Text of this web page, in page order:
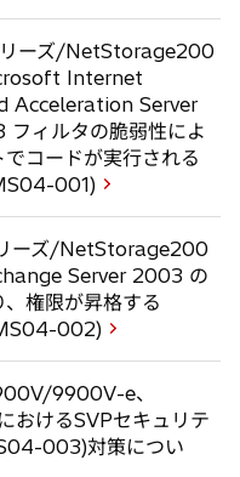
ーズ/NetStorage200
Internet
Acceleration Server
ィルタの脆弱性によ
でコードが実行される
001)
ーズ/NetStorage200
Server 2003 の
権限が昇格する
002)
9900V-e、
おけるSVPセキュリテ
003)対策につい